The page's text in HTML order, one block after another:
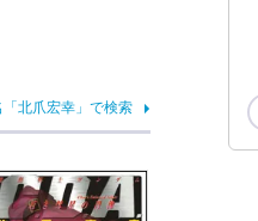
「北爪宏幸」で検索